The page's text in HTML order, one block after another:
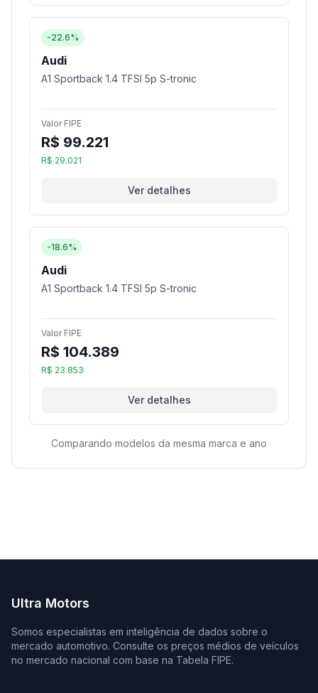
-22.6%
Audi
A1 Sportback 1.4 TFSI 5p S-tronic
Valor FIPE
R$ 99.221
R$ 29.021
Ver detalhes
-18.6%
Audi
A1 Sportback 1.4 TFSI 5p S-tronic
Valor FIPE
R$ 104.389
R$ 23.853
Ver detalhes
Comparando modelos da mesma marca e ano
Ultra Motors
Somos especialistas em inteligência de dados sobre o
mercado automotivo. Consulte os preços médios de veículos
no mercado nacional com base na Tabela FIPE.